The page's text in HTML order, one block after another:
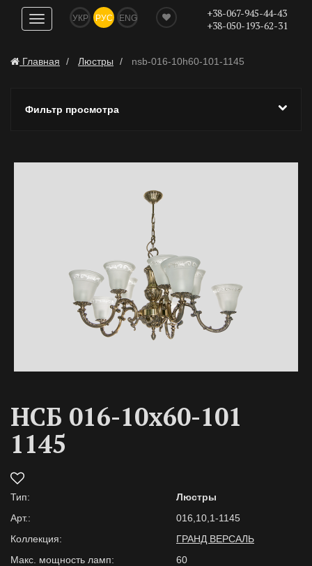
Показать
навигацию
УКР РУС ENG
+38-067-945-44-43
+38-050-193-62-31
Главная Люстры nsb-016-10h60-101-1145
Фильтр просмотра
НСБ 016-10х60-101
1145
Тип:
Люстры
Арт.:
016,10,1-1145
Коллекция:
ГРАНД ВЕРСАЛЬ
Макс. мощность ламп:
60